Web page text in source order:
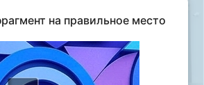
на правильное место